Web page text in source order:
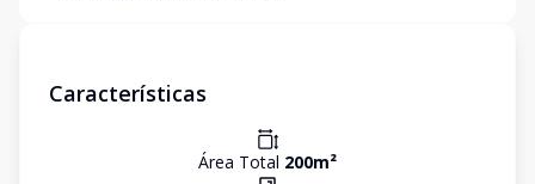
Características
Área Total 200m²